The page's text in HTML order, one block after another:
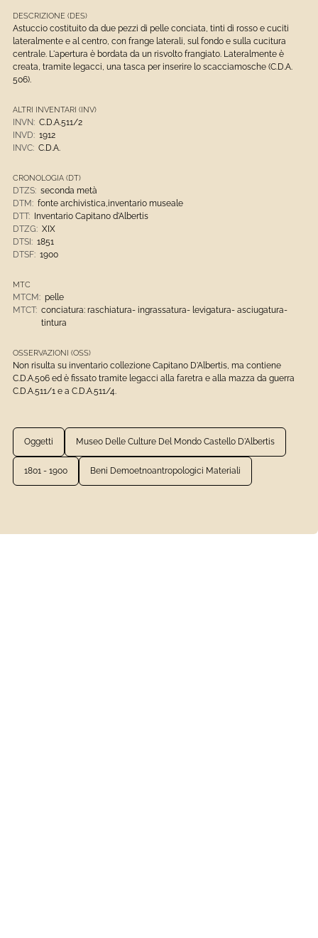
DESCRIZIONE (DES)
Astuccio costituito da due pezzi di pelle conciata, tinti di rosso e cuciti
lateralmente e al centro, con frange laterali, sul fondo e sulla cucitura
centrale. L'apertura è bordata da un risvolto frangiato. Lateralmente è
creata, tramite legacci, una tasca per inserire lo scacciamosche (C.D.A.
506).
ALTRI INVENTARI (INV)
INVN: C.D.A.511/2
INVD: 1912
INVC: C.D.A.
CRONOLOGIA (DT)
DTZS: seconda metà
DTM: fonte archivistica,inventario museale
DTT: Inventario Capitano d'Albertis
DTZG: XIX
DTSI: 1851
DTSF: 1900
MTC
MTCM: pelle
MTCT: conciatura: raschiatura- ingrassatura- levigatura- asciugatura-
tintura
OSSERVAZIONI (OSS)
Non risulta su inventario collezione Capitano D'Albertis, ma contiene
C.D.A.506 ed è fissato tramite legacci alla faretra e alla mazza da guerra
C.D.A.511/1 e a C.D.A.511/4.
Oggetti Museo Delle Culture Del Mondo Castello D'Albertis
1801 - 1900 Beni Demoetnoantropologici Materiali